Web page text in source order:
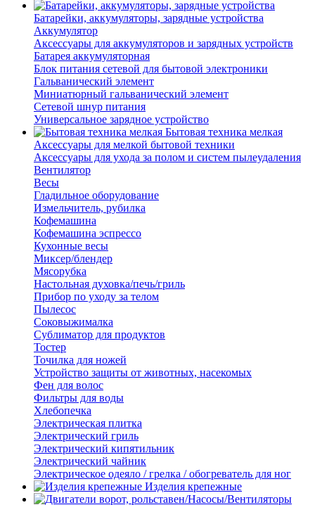
Батарейки, аккумуляторы, зарядные устройства
Аккумулятор
Аксессуары для аккумуляторов и зарядных устройств
Батарея аккумуляторная
Блок питания сетевой для бытовой электроники
Гальванический элемент
Миниатюрный гальванический элемент
Сетевой шнур питания
Универсальное зарядное устройство
Бытовая техника мелкая
Аксессуары для мелкой бытовой техники
Аксессуары для ухода за полом и систем пылеудаления
Вентилятор
Весы
Гладильное оборудование
Измельчитель, рубилка
Кофемашина
Кофемашина эспрессо
Кухонные весы
Миксер/блендер
Мясорубка
Настольная духовка/печь/гриль
Прибор по уходу за телом
Пылесос
Соковыжималка
Сублиматор для продуктов
Тостер
Точилка для ножей
Устройство защиты от животных, насекомых
Фен для волос
Фильтры для воды
Хлебопечка
Электрическая плитка
Электрический гриль
Электрический кипятильник
Электрический чайник
Электрическое одеяло / грелка / обогреватель для ног
Изделия крепежные